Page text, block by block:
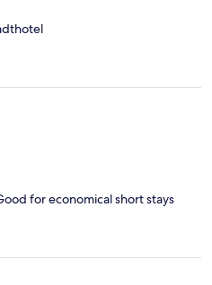
for economical short stays